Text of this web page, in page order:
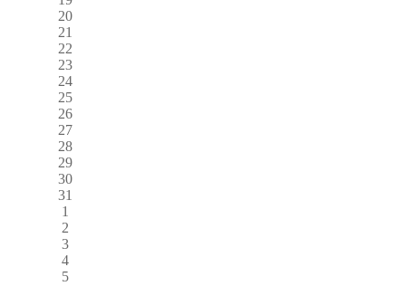
20
21
22
23
24
25
26
27
28
29
30
31
1
2
3
4
5